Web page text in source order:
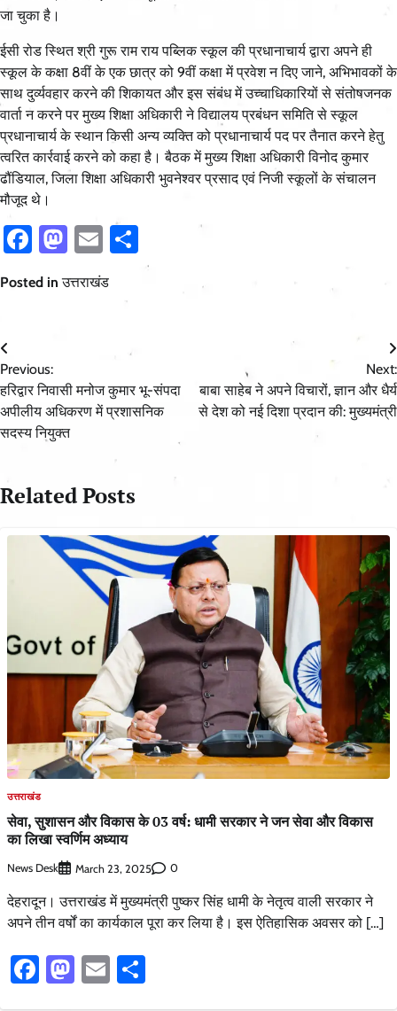
जा चुका है।
ईसी रोड स्थित श्री गुरू राम राय पब्लिक स्कूल की प्रधानाचार्य द्वारा अपने ही
स्कूल के कक्षा 8वीं के एक छात्र को 9वीं कक्षा में प्रवेश न दिए जाने, अभिभावकों के
साथ दुर्व्यवहार करने की शिकायत और इस संबंध में उच्चाधिकारियों से संतोषजनक
वार्ता न करने पर मुख्य शिक्षा अधिकारी ने विद्यालय प्रबंधन समिति से स्कूल
प्रधानाचार्य के स्थान किसी अन्य व्यक्ति को प्रधानाचार्य पद पर तैनात करने हेतु
त्वरित कार्रवाई करने को कहा है। बैठक में मुख्य शिक्षा अधिकारी विनोद कुमार
ढौंडियाल, जिला शिक्षा अधिकारी भुवनेश्वर प्रसाद एवं निजी स्कूलों के संचालन
मौजूद थे।
Facebook
Mastodon
EmailShare
Posted inउत्तराखंड
Post
navigation
Previous:
हरिद्वार निवासी मनोज कुमार भू-संपदा
अपीलीय अधिकरण में प्रशासनिक
सदस्य नियुक्त
Next:
बाबा साहेब ने अपने विचारों, ज्ञान और धैर्य
से देश को नई दिशा प्रदान की: मुख्यमंत्री
Related Posts
उत्तराखंड
सेवा, सुशासन और विकास के 03 वर्ष: धामी सरकार ने जन सेवा और विकास
का लिखा स्वर्णिम अध्याय
News Desk March 23, 2025 0
देहरादून। उत्तराखंड में मुख्यमंत्री पुष्कर सिंह धामी के नेतृत्व वाली सरकार ने
अपने तीन वर्षों का कार्यकाल पूरा कर लिया है। इस ऐतिहासिक अवसर को […]
Facebook
Mastodon
Email